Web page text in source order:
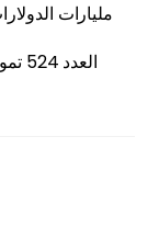
مليارات
العدد 524 تموز 2024